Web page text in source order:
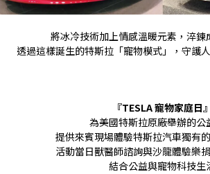
將冰冷技術加上情感溫暖元素，淬鍊
透過這樣誕生的特斯拉「寵物模式」，守護
『TESLA 寵物家庭日』
為美國特斯拉原廠舉辦的公
提供來賓現場體驗特斯拉汽車獨有
活動當日獸醫師諮詢與沙龍體驗樂
結合公益與寵物科技生